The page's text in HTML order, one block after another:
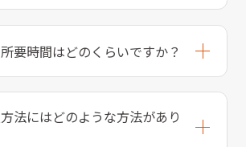
要時間はどのくらいですか？
法にはどのような方法があり